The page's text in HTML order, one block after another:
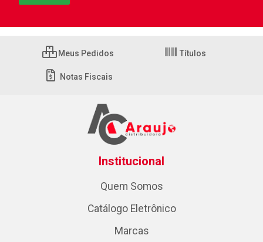
Meus Pedidos Títulos
Notas Fiscais
Institucional
Quem Somos
Catálogo Eletrônico
Marcas